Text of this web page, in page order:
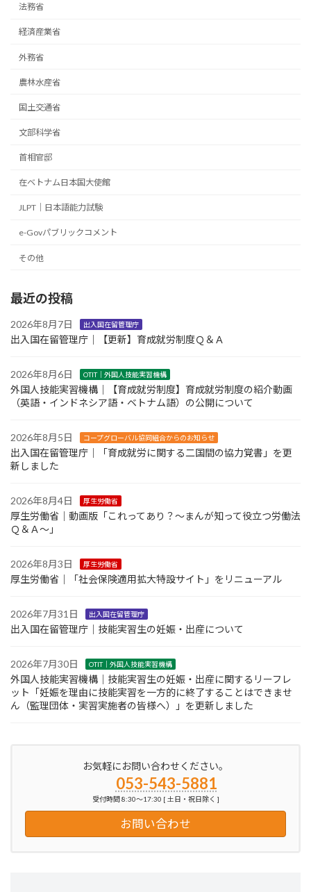
法務省
経済産業省
外務省
農林水産省
国土交通省
文部科学省
首相官邸
在ベトナム日本国大使館
JLPT｜日本語能力試験
e-Govパブリックコメント
その他
最近の投稿
2026年8月7日 出入国在留管理庁
出入国在留管理庁｜【更新】育成就労制度Ｑ＆Ａ
2026年8月6日 OTIT｜外国人技能実習機構
外国人技能実習機構｜【育成就労制度】育成就労制度の紹介動画
（英語・インドネシア語・ベトナム語）の公開について
2026年8月5日 コープグローバル協同組合からのお知らせ
出入国在留管理庁｜「育成就労に関する二国間の協力覚書」を更
新しました
2026年8月4日 厚生労働省
厚生労働省｜動画版「これってあり？～まんが知って役立つ労働法
Ｑ＆Ａ～」
2026年8月3日 厚生労働省
厚生労働省｜「社会保険適用拡大特設サイト」をリニューアル
2026年7月31日 出入国在留管理庁
出入国在留管理庁｜技能実習生の妊娠・出産について
2026年7月30日 OTIT｜外国人技能実習機構
外国人技能実習機構｜技能実習生の妊娠・出産に関するリーフレ
ット「妊娠を理由に技能実習を一方的に終了することはできませ
ん（監理団体・実習実施者の皆様へ）」を更新しました
お気軽にお問い合わせください。
053-543-5881
受付時間 8:30～17:30 [ 土日・祝日除く ]
お問い合わせ